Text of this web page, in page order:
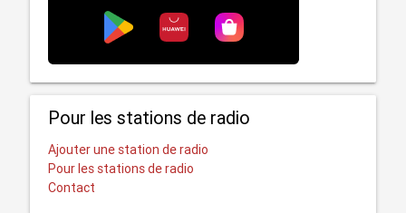
Pour les stations de radio
Ajouter une station de radio
Pour les stations de radio
Contact